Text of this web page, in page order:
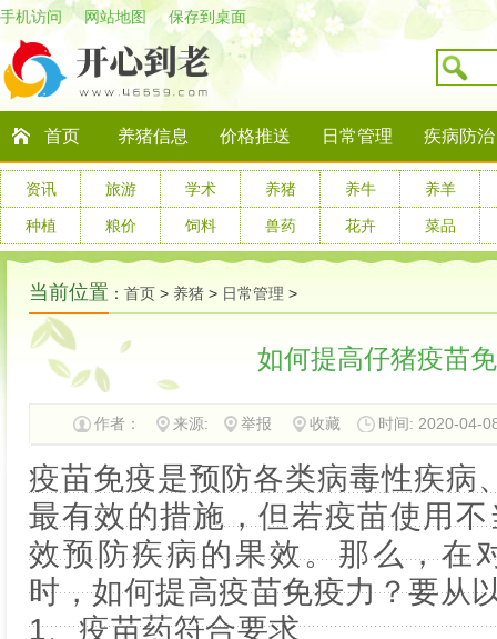
手机访问 网站地图 保存到桌面
首页 养猪信息 价格推送 日常管理 疾病防治
资讯 旅游 学术 养猪 养牛 养羊
种植 粮价 饲料 兽药 花卉 菜品
当前位置 ： 首页 > 养猪 > 日常管理 >
如何提高仔猪疫苗
作者： 来源: 举报 收藏 时间: 2020-04-
疫苗免疫是预防各类病毒性疾病
最有效的措施，但若疫苗使用
效预防疾病的果效。那么，在
时，如何提高疫苗免疫力？要从
1、疫苗药符合要求